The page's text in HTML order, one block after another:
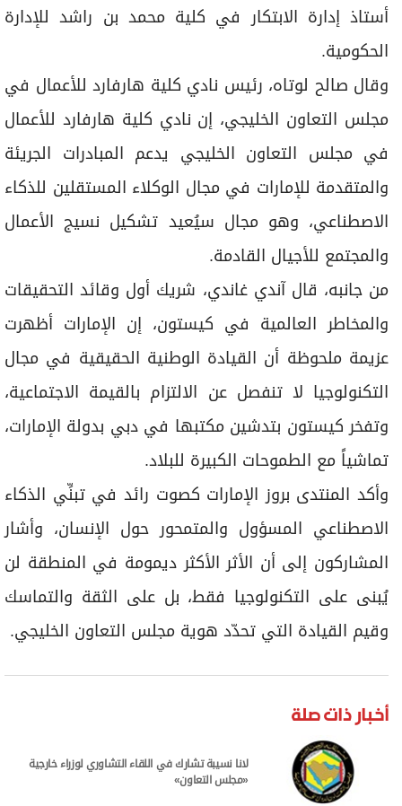
أستاذ إدارة الابتكار في كلية محمد بن راشد للإدارة
الحكومية.
وقال صالح لوتاه، رئيس نادي كلية هارفارد للأعمال في
مجلس التعاون الخليجي، إن نادي كلية هارفارد للأعمال
في مجلس التعاون الخليجي يدعم المبادرات الجريئة
والمتقدمة للإمارات في مجال الوكلاء المستقلين للذكاء
الاصطناعي، وهو مجال سيُعيد تشكيل نسيج الأعمال
والمجتمع للأجيال القادمة.
من جانبه، قال آندي غاندي، شريك أول وقائد التحقيقات
والمخاطر العالمية في كيستون، إن الإمارات أظهرت
عزيمة ملحوظة أن القيادة الوطنية الحقيقية في مجال
التكنولوجيا لا تنفصل عن الالتزام بالقيمة الاجتماعية،
وتفخر كيستون بتدشين مكتبها في دبي بدولة الإمارات،
تماشياً مع الطموحات الكبيرة للبلاد.
وأكد المنتدى بروز الإمارات كصوت رائد في تبنِّي الذكاء
الاصطناعي المسؤول والمتمحور حول الإنسان، وأشار
المشاركون إلى أن الأثر الأكثر ديمومة في المنطقة لن
يُبنى على التكنولوجيا فقط، بل على الثقة والتماسك
وقيم القيادة التي تحدّد هوية مجلس التعاون الخليجي.
أخبار ذات صلة
لانا نسيبة تشارك في اللقاء التشاوري لوزراء خارجية
«مجلس التعاون»